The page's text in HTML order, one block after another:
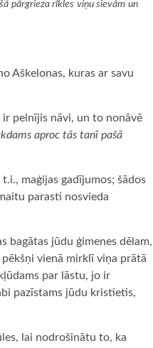
pārgrieza rīkles viņu sievām un
Aškelonas, kuras ar savu
ir pelnījis nāvi, un to nonāvē
aproc tās tanī pašā
maģijas gadījumos; šādos
parasti nosvieda
bagātas jūdu ģimenes dēlam,
vienā mirklī viņa prātā
par lāstu, jo ir
pazīstams jūdu kristietis,
lai nodrošinātu to, ka